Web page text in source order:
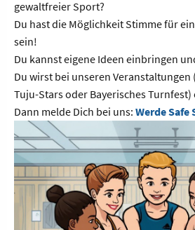
gewaltfreier Sport?
Du hast die Möglichkeit Stimme für
sein!
Du kannst eigene Ideen einbringen
Du wirst bei unseren Veranstaltungen
Tuju-Stars oder Bayerisches Turnfest)
Dann melde Dich bei uns: Werde